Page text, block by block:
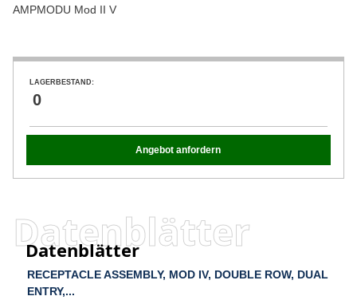
AMPMODU Mod II V
LAGERBESTAND:
0
Angebot anfordern
Datenblätter
Datenblätter
RECEPTACLE ASSEMBLY, MOD IV, DOUBLE ROW, DUAL
ENTRY,...